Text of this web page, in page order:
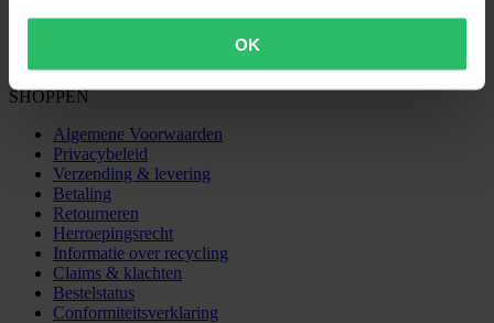
OK
Handelsregister: Bolagsverket/Zweedse Kamer van Koophandel
Bedrijfsregistratienummer: 556763-1592
Gevolmachtigde vertegenwoordiger: Göran Dahlin
Btw-registratienummer: OSS VAT NO SE556763159201
SHOPPEN
Algemene Voorwaarden
Privacybeleid
Verzending & levering
Betaling
Retourneren
Herroepingsrecht
Informatie over recycling
Claims & klachten
Bestelstatus
Conformiteitsverklaring